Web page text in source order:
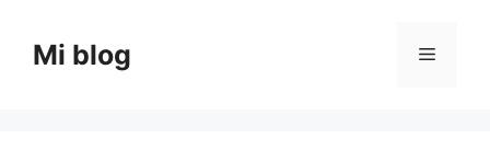
contenido
Mi blog Menú